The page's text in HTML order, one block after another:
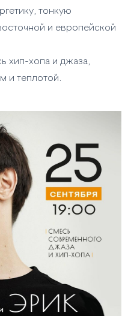
тонкую
и европейской
хип-хопа и джаза,
и теплотой.